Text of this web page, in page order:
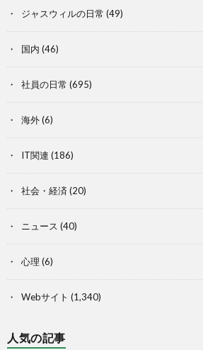
ジャスウィルの日常 (49)
国内 (46)
社員の日常 (695)
海外(6)
IT関連 (186)
社会・経済 (20)
ニュース (40)
心理 (6)
Webサイト (1,340)
人気の記事